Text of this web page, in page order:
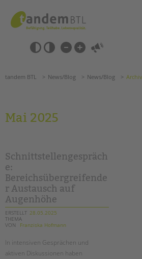
springen
Barrierefrei-
Einstellungen
überspringen
überspringen
Förderzentren
EFöB
Schulbezogene Sozialarbeit
Tagesgruppen
HILFEN ZUR ERZIEHUNG
EINGLIEDERUNGSHILFE
tandem BTL News/Blog News/Blog Archiv
Mai 2025
Schnittstellengespräch
e:
Bereichsübergreifende
r Austausch auf
Augenhöhe
ERSTELLT 28.05.2025
THEMA
VON
Franziska Hofmann
In intensiven Gesprächen und
aktiven Diskussionen haben